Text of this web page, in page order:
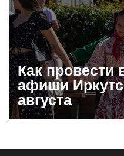
Как провести
афиши
августа